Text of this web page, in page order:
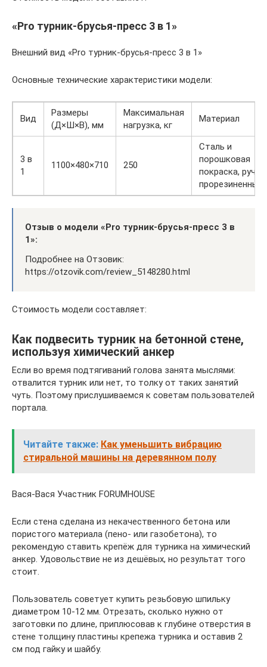
«Pro турник-брусья-пресс 3 в 1»
Внешний вид «Pro турник-брусья-пресс 3 в 1»
Основные технические характеристики модели:
Вид
Размеры
(Д×Ш×В), мм
Максимальная
нагрузка, кг
Материал
3 в
1
1100×480×710 250
Сталь и
порошковая
покраска, ручки
прорезиненные.
Отзыв о модели «Pro турник-брусья-пресс 3 в
1»:
Подробнее на Отзовик:
https://otzovik.com/review_5148280.html
Стоимость модели составляет:
Как подвесить турник на бетонной стене,
используя химический анкер
Если во время подтягиваний голова занята мыслями:
отвалится турник или нет, то толку от таких занятий
чуть. Поэтому прислушиваемся к советам пользователей
портала.
Читайте также: Как уменьшить вибрацию
стиральной машины на деревянном полу
Вася-Вася Участник FORUMHOUSE
Если стена сделана из некачественного бетона или
пористого материала (пено- или газобетона), то
рекомендую ставить крепёж для турника на химический
анкер. Удовольствие не из дешёвых, но результат того
стоит.
Пользователь советует купить резьбовую шпильку
диаметром 10-12 мм. Отрезать, сколько нужно от
заготовки по длине, приплюсовав к глубине отверстия в
стене толщину пластины крепежа турника и оставив 2
см под гайку и шайбу.